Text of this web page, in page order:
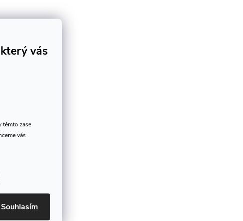
vás
těmto zase
vás
Souhlasím